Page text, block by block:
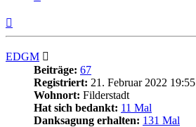
EDGM
Beiträge: 67
Registriert: 21. Februar 2022 19:55
Wohnort: Filderstadt
Hat sich bedankt: 11 Mal
Danksagung erhalten: 131 Mal